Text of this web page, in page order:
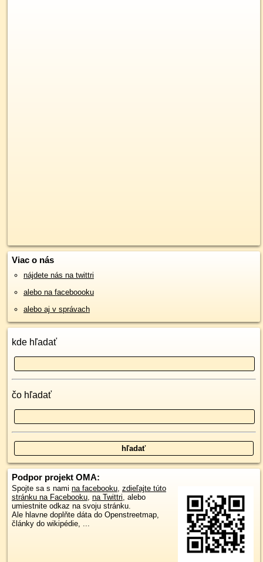
Viac o nás
nájdete nás na twittri
alebo na faceboooku
alebo aj v správach
kde hľadať
čo hľadať
Podpor projekt OMA:
Spojte sa s nami na facebooku, zdieľajte túto
stránku na Facebooku, na Twittri, alebo
umiestnite odkaz na svoju stránku.
Ale hlavne doplňte dáta do Openstreetmap,
články do wikipédie, ...